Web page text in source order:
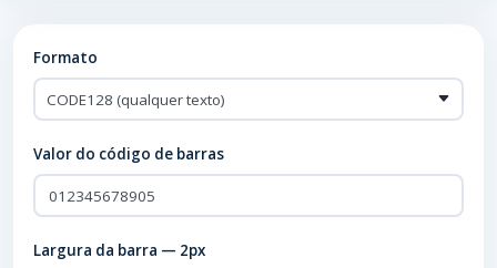
Formato
Valor do código de barras
Largura da barra — 2px